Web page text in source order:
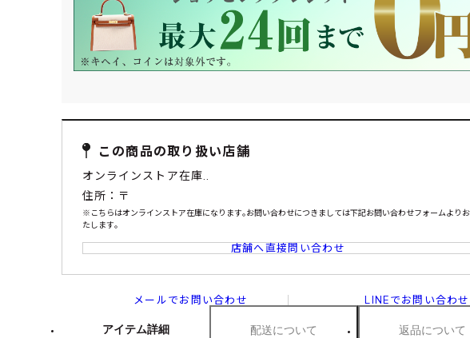
この商品の取り扱い店舗
オンラインストア在庫..
住所：〒
※こちらはオンラインストア在庫になります｡お問い合わせにつきましては下記お問い合わせフォームより
たします｡
店舗へ直接問い合わせ
メールでお問い合わせ LINEでお問い合わせ
アイテム詳細 配送について 返品について